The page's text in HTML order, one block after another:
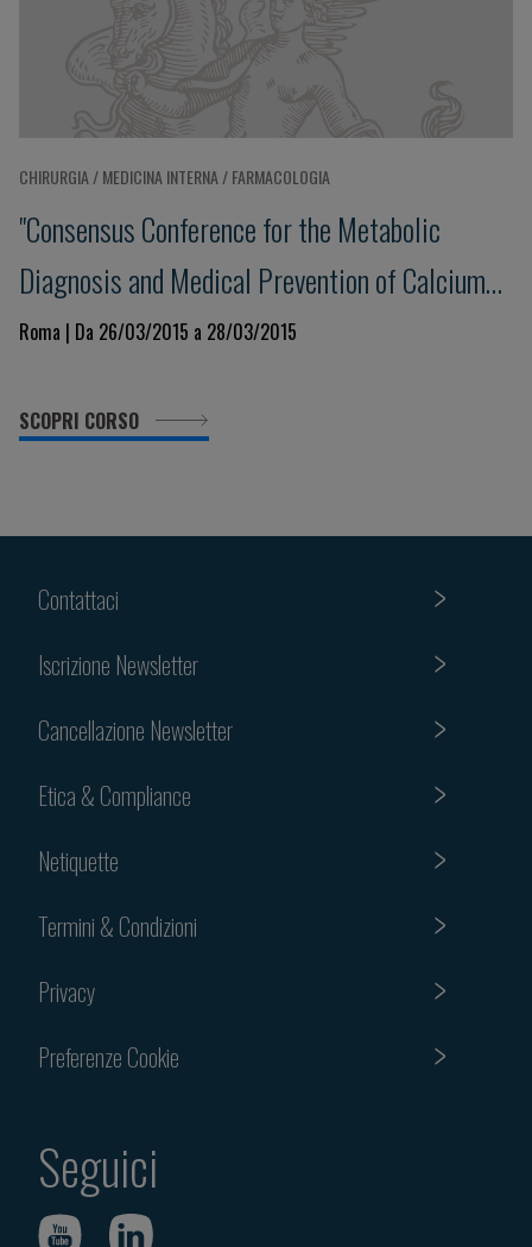
CHIRURGIA / MEDICINA INTERNA / FARMACOLOGIA
"Consensus Conference for the Metabolic
Diagnosis and Medical Prevention of Calcium
Nephrolitiasis and its Sistemic Manifestations"
Roma | Da 26/03/2015 a 28/03/2015
SCOPRI CORSO
Contattaci
Iscrizione Newsletter
Cancellazione Newsletter
Etica & Compliance
Netiquette
Termini & Condizioni
Privacy
Preferenze Cookie
Seguici